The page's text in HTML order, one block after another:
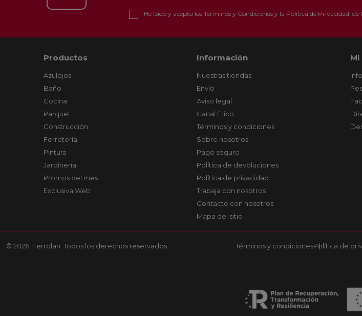
He leído y acepto los Términos y Condicionesy la Política de Privacidad de
Productos
Azulejos
Baño
Cocina
Parquet
Construcción
Ferretería
Pintura
Jardinería
Promos del mes
Exclusiva Web
Información
Nuestras tiendas
Envío
Aviso legal
Canal Ético
Términos y condiciones
Sobre nosotros
Pago seguro
Política de devoluciones
Política de privacidad
Trabaja con nosotros
Contacte con nosotros
Mapa del sitio
Mi
© 2026. Ferrolan. Todos los derechos reservados. Términos y condicionesPolítica de